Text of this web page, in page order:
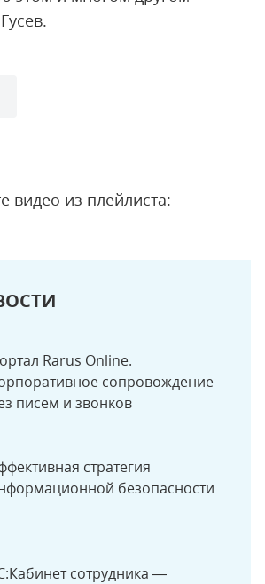
видео из плейлиста:
Rarus Online.
сопровождение
писем и звонков
стратегия
безопасности
сотрудника —